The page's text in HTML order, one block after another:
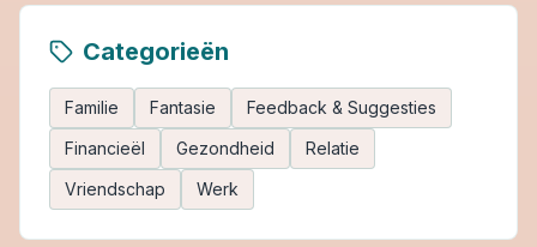
Categorieën
Familie Fantasie
Feedback & Suggesties
Financieël
Gezondheid
Relatie
Vriendschap
Werk